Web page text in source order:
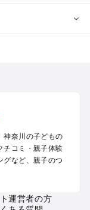
け
け
プールお出かけ
）のプールお出か
神奈川の子どもの
チコミ・親子体験
グなど、親子のつ
運営者の方